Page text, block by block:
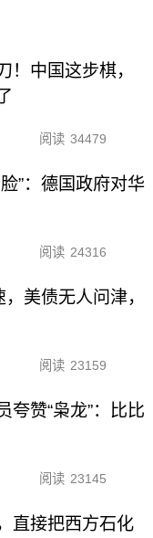
！中国这步棋，
阅读 34479
”：德国政府对华
阅读 24316
，美债无人问津，
阅读 23159
夸赞“枭龙”：比比
阅读 23145
直接把西方石化